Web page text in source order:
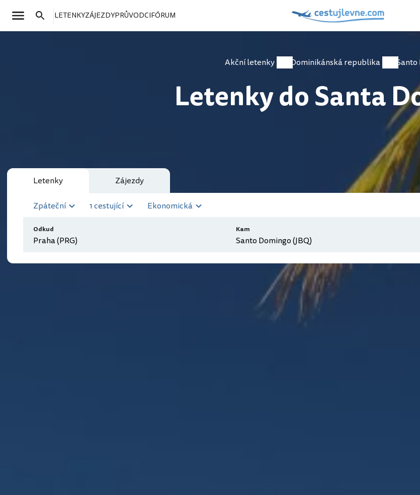
LETENKYZÁJEZDYPRŮVODCIFÓRUM
Akční letenky Dominikánská republika
Letenky do Santa
Letenky Zájezdy
Zpáteční 1 cestující Ekonomická
Odkud Kam